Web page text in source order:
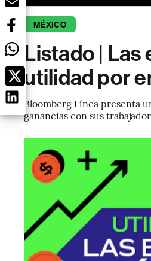
MÉXICO
Listado |
utilidad por
Bloomberg Línea presenta
ganancias con sus